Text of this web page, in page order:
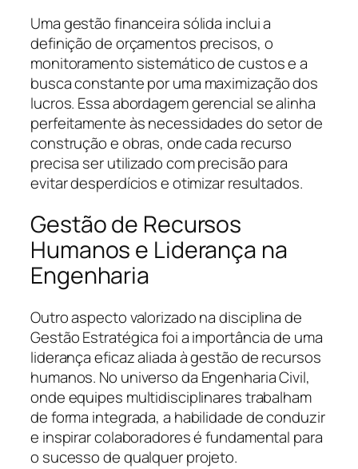
Uma gestão financeira sólida inclui a
definição de orçamentos precisos, o
monitoramento sistemático de custos e a
busca constante por uma maximização dos
lucros. Essa abordagem gerencial se alinha
perfeitamente às necessidades do setor de
construção e obras, onde cada recurso
precisa ser utilizado com precisão para
evitar desperdícios e otimizar resultados.
Gestão de Recursos
Humanos e Liderança na
Engenharia
Outro aspecto valorizado na disciplina de
Gestão Estratégica foi a importância de uma
liderança eficaz aliada à gestão de recursos
humanos. No universo da Engenharia Civil,
onde equipes multidisciplinares trabalham
de forma integrada, a habilidade de conduzir
e inspirar colaboradores é fundamental para
o sucesso de qualquer projeto.